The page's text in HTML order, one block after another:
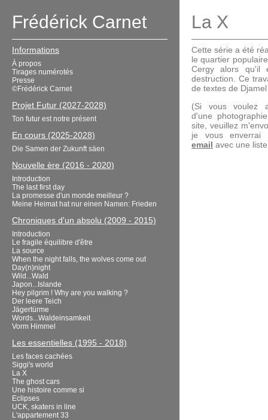
Frédérick Carnet
Informations
À propos
Tirages numérotés
Presse
©Frédérick Carnet
Projet Futur (2027-2028)
Ton futur est notre présent
En cours (2025-2028)
Die Samen der Zukunft säen
Nouvelle ère (2016 - 2020)
Introduction
The last first day
La promesse d'un monde meilleur ?
Meine Heimat hat nur einen Namen: Frieden
Chroniques d'un absolu (2009 - 2015)
Introduction
Le fragile équilibre d'être
La source
When the night falls, the wolves come out
Day(n)night
Wild...Wald
Japon...Islande
Hey pilgrim ! Why are you walking ?
Der leere Teich
Jägertürme
Words...Waldeinsamkeit
Vorm Himmel
Les essentielles (1995 - 2018)
Les faces cachées
Siggi's world
La X
The ghost cars
Une histoire comme si
Eclipses
UCK, skaters in line
L'appartement 33
La X
Cette série a été
le quartier
Cergy alors qu'il
destruction. Ce
de textes de
(Si vous voulez
d'une
site, veuillez
je vous enverrai
email avec une